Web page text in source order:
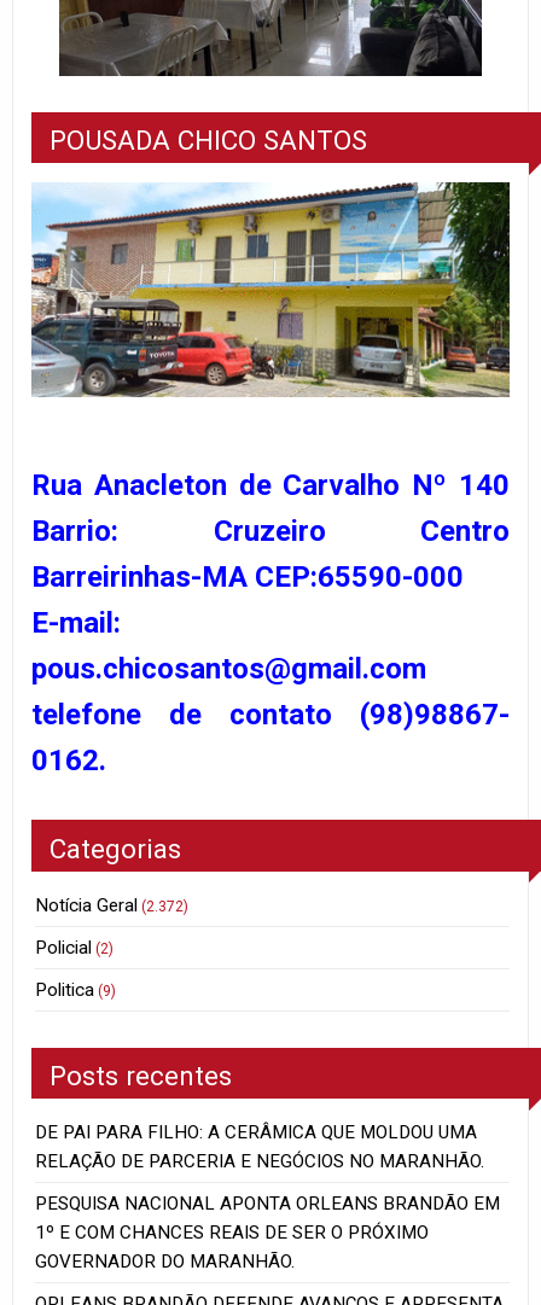
POUSADA CHICO SANTOS
Rua Anacleton de Carvalho Nº 140
Barrio: Cruzeiro Centro
Barreirinhas-MA CEP:65590-000
E-mail:
pous.chicosantos@gmail.com
telefone de contato (98)98867-
0162.
Categorias
Notícia Geral (2.372)
Policial (2)
Politica (9)
Posts recentes
DE PAI PARA FILHO: A CERÂMICA QUE MOLDOU UMA
RELAÇÃO DE PARCERIA E NEGÓCIOS NO MARANHÃO.
PESQUISA NACIONAL APONTA ORLEANS BRANDÃO EM
1º E COM CHANCES REAIS DE SER O PRÓXIMO
GOVERNADOR DO MARANHÃO.